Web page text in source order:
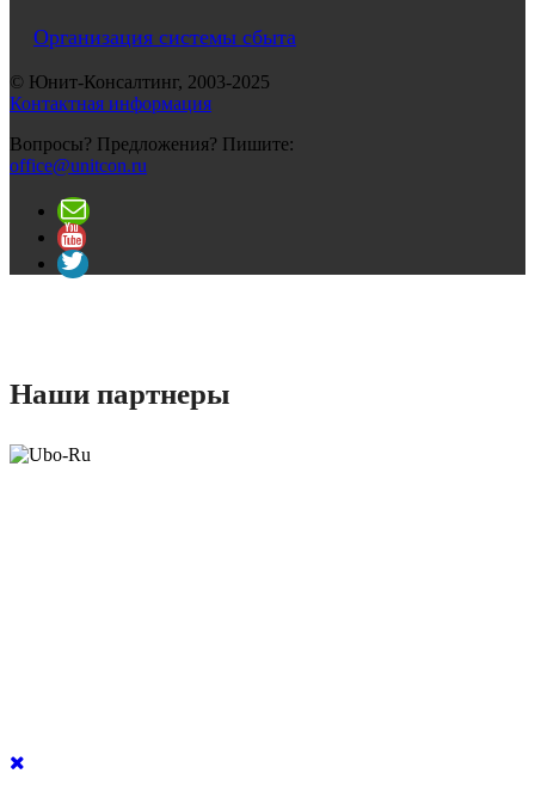
Организация системы сбыта
© Юнит-Консалтинг, 2003-2025
Контактная информация
Вопросы? Предложения? Пишите:
office@unitcon.ru
Наши партнеры